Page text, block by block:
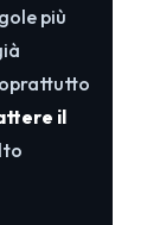
più
il